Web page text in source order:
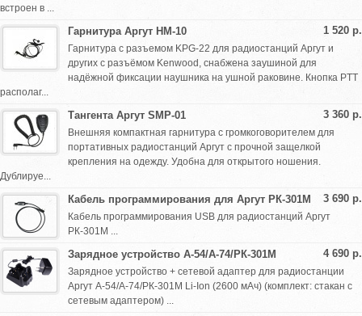
встроен в ...
1 520 р.
Гарнитура Аргут HМ-10
Гарнитура с разъемом KPG-22 для радиостанций Аргут и
других с разъёмом Kenwood, снабжена заушиной для
надёжной фиксации наушника на ушной раковине. Кнопка PTT
располаг...
3 360 р.
Тангента Аргут SMP-01
Внешняя компактная гарнитура с громкоговорителем для
портативных радиостанций Аргут с прочной защелкой
крепления на одежду. Удобна для открытого ношения.
Дублируе...
3 690 р.
Кабель программирования для Аргут РК-301М
Кабель программирования USB для радиостанций Аргут
РК-301М ...
4 690 р.
Зарядное устройство А-54/А-74/РК-301М
Зарядное устройство + сетевой адаптер для радиостанции
Аргут А-54/А-74/РК-301М Li-Ion (2600 мАч) (комплект: стакан с
сетевым адаптером) ...